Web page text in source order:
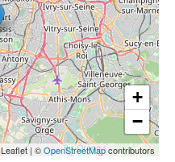
+
−
Leaflet| ©OpenStreetMapcontributors